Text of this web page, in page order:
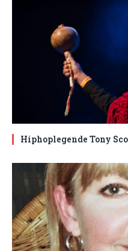
Hiphoplegende Tony